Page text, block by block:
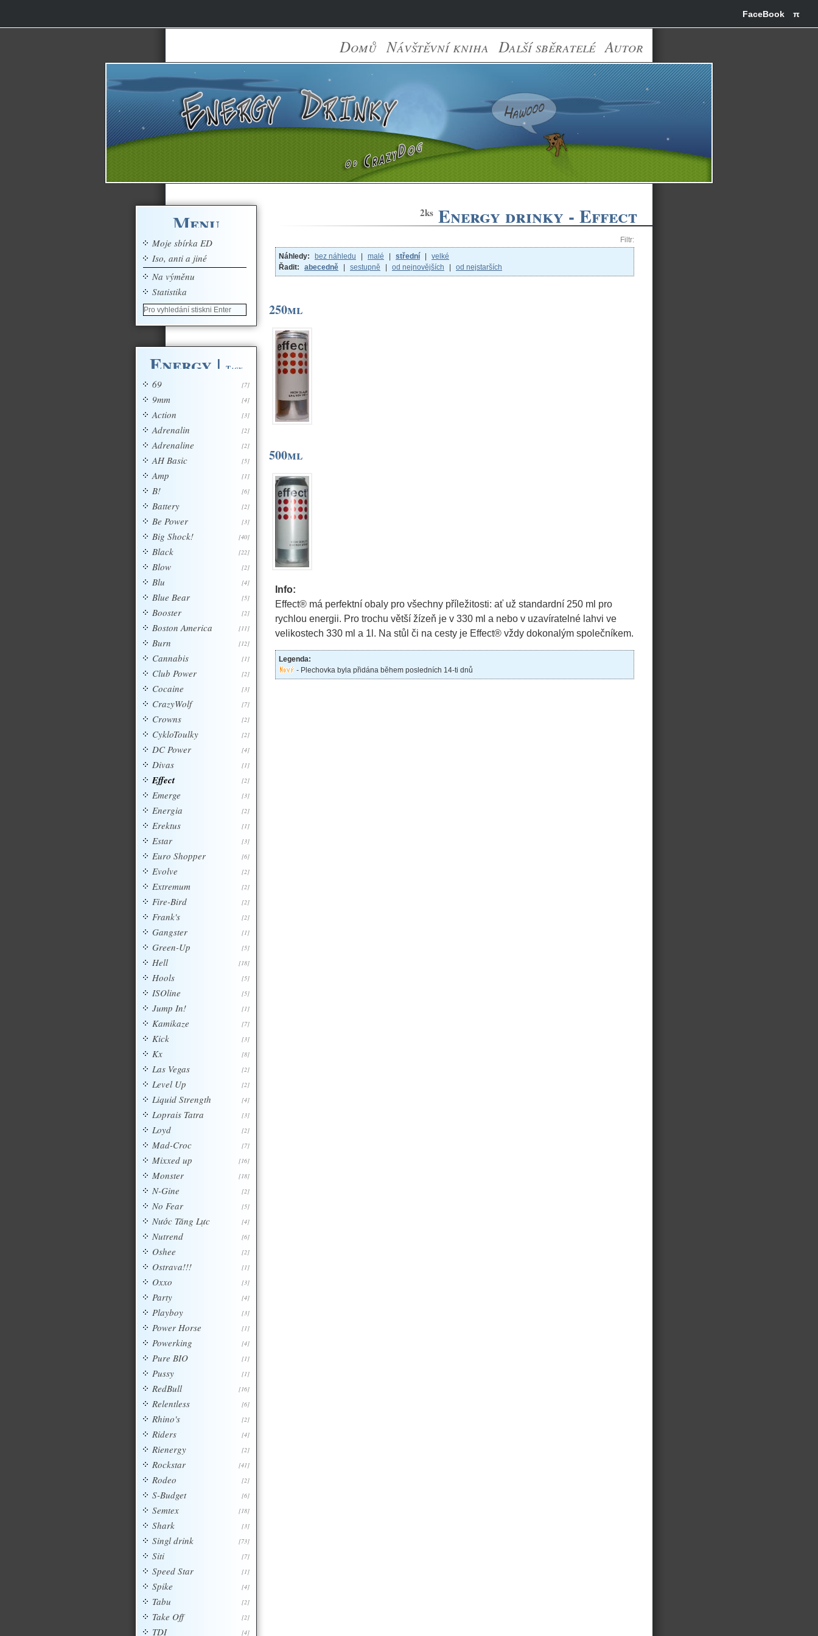
FaceBook π
Domů Návštěvní kniha Další sběratelé Autor
2ks Energy drinky - Effect
Filtr:
Náhledy:
bez náhledu malé střední
velké
Řadit:
abecedně sestupně od nejnovějších od nejstarších
250ml
500ml
Info:
Effect® má perfektní obaly pro všechny příležitosti: ať už standardní 250 ml pro
rychlou energii. Pro trochu větší žízeň je v 330 ml a nebo v uzavíratelné lahvi ve
velikostech 330 ml a 1l. Na stůl či na cesty je Effect® vždy dokonalým společníkem.
Legenda:
- Plechovka byla přidána během posledních 14-ti dnů
Menu
Moje sbírka ED
Iso, anti a jiné
Na výměnu
Statistika
Energy | Tagy
[7]
69
[4]
9mm
[3]
Action
[2]
Adrenalin
[2]
Adrenaline
[5]
AH Basic
[1]
Amp
[6]
B!
[2]
Battery
[3]
Be Power
[40]
Big Shock!
[22]
Black
[2]
Blow
[4]
Blu
[5]
Blue Bear
[2]
Booster
[11]
Boston America
[12]
Burn
[1]
Cannabis
[2]
Club Power
[3]
Cocaine
[7]
CrazyWolf
[2]
Crowns
[2]
CykloToulky
[4]
DC Power
[1]
Divas
[2]
Effect
[3]
Emerge
[2]
Energia
[1]
Erektus
[3]
Estar
[6]
Euro Shopper
[2]
Evolve
[2]
Extremum
[2]
Fire-Bird
[2]
Frank's
[1]
Gangster
[5]
Green-Up
[18]
Hell
[5]
Hools
[5]
ISOline
[1]
Jump In!
[7]
Kamikaze
[3]
Kick
[8]
Kx
[2]
Las Vegas
[2]
Level Up
[4]
Liquid Strength
[3]
Loprais Tatra
[2]
Loyd
[7]
Mad-Croc
[16]
Mixxed up
[18]
Monster
[2]
N-Gine
[5]
No Fear
[4]
Nước Tăng Lực
[6]
Nutrend
[2]
Oshee
[1]
Ostrava!!!
[3]
Oxxo
[4]
Party
[3]
Playboy
[1]
Power Horse
[4]
Powerking
[1]
Pure BIO
[1]
Pussy
[16]
RedBull
[6]
Relentless
[2]
Rhino's
[4]
Riders
[2]
Rienergy
[41]
Rockstar
[2]
Rodeo
[6]
S-Budget
[18]
Semtex
[3]
Shark
[73]
Singl drink
[7]
Siti
[1]
Speed Star
[4]
Spike
[2]
Tabu
[2]
Take Off
[4]
TDI